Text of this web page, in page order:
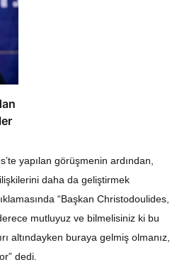
yapılan görüşmenin ardından,
daha da geliştirmek
“Başkan Christodoulides,
mutluyuz ve bilmelisiniz ki bu
altındayken buraya gelmiş olmanız,
dedi.